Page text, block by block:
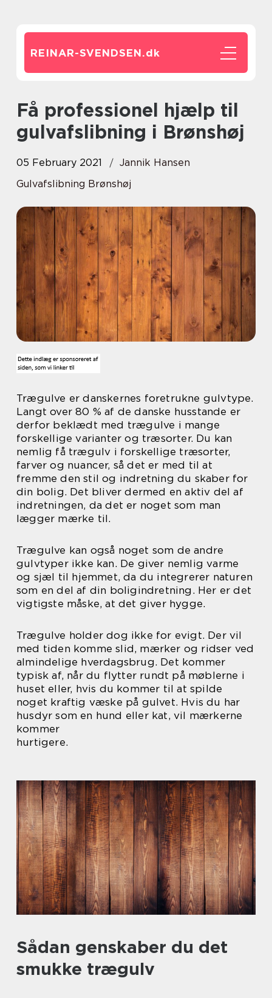
REINAR-SVENDSEN.dk
Få professionel hjælp til
gulvafslibning i Brønshøj
05 February 2021
Jannik Hansen
Gulvafslibning Brønshøj
Trægulve er danskernes foretrukne gulvtype.
Langt over 80 % af de danske husstande er
derfor beklædt med trægulve i mange
forskellige varianter og træsorter. Du kan
nemlig få trægulv i forskellige træsorter,
farver og nuancer, så det er med til at
fremme den stil og indretning du skaber for
din bolig. Det bliver dermed en aktiv del af
indretningen, da det er noget som man
lægger mærke til.
Trægulve kan også noget som de andre
gulvtyper ikke kan. De giver nemlig varme
og sjæl til hjemmet, da du integrerer naturen
som en del af din boligindretning. Her er det
vigtigste måske, at det giver hygge.
Trægulve holder dog ikke for evigt. Der vil
med tiden komme slid, mærker og ridser ved
almindelige hverdagsbrug. Det kommer
typisk af, når du flytter rundt på møblerne i
huset eller, hvis du kommer til at spilde
noget kraftig væske på gulvet. Hvis du har
husdyr som en hund eller kat, vil mærkerne
kommer
hurtigere.
Sådan genskaber du det
smukke trægulv